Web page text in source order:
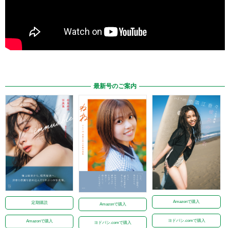
最新号のご案内
定期購読
Amazonで購入
Amazonで購入
ヨドバシ.comで購入
Amazonで購入
ヨドバシ.comで購入